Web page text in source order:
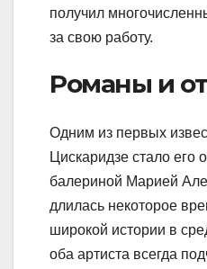
получил
за свою работу.
Романы и
Одним из первых
Цискаридзе стало
балериной Марией
длилась некоторое
широкой истории в
оба артиста всегда